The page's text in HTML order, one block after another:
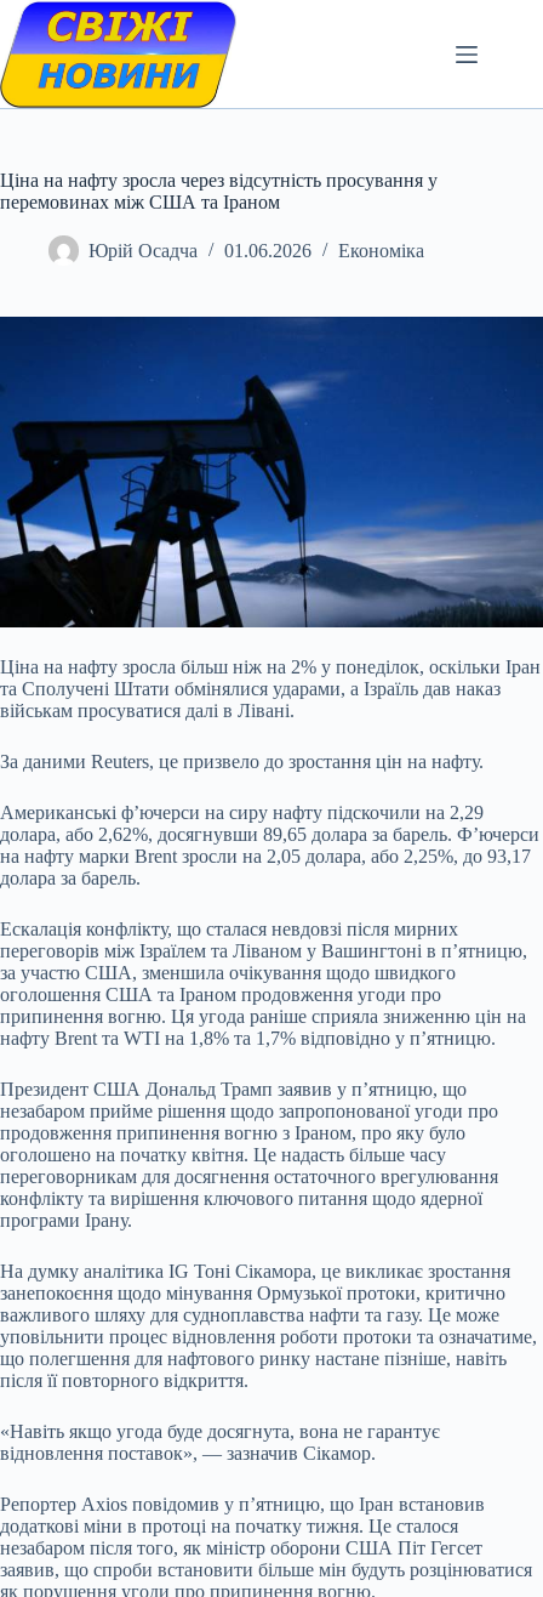
Skip
content
Ціна на нафту зросла через відсутність просування у
перемовинах між США та Іраном
Юрій Осадча 01.06.2026 Економіка
Ціна на нафту зросла більш ніж на 2% у понеділок, оскільки Іран
та Сполучені Штати обмінялися ударами, а Ізраїль дав наказ
військам просуватися далі в Лівані.
За даними Reuters, це призвело до зростання цін на нафту.
Американські ф’ючерси на сиру нафту підскочили на 2,29
долара, або 2,62%, досягнувши 89,65 долара за барель. Ф’ючерси
на нафту марки Brent зросли на 2,05 долара, або 2,25%, до 93,17
долара за барель.
Ескалація конфлікту, що сталася невдовзі після мирних
переговорів між Ізраїлем та Ліваном у Вашингтоні в п’ятницю,
за участю США, зменшила очікування щодо швидкого
оголошення США та Іраном продовження угоди про
припинення вогню. Ця угода раніше сприяла зниженню цін на
нафту Brent та WTI на 1,8% та 1,7% відповідно у п’ятницю.
Президент США Дональд Трамп заявив у п’ятницю, що
незабаром прийме рішення щодо запропонованої угоди про
продовження припинення вогню з Іраном, про яку було
оголошено на початку квітня. Це надасть більше часу
переговорникам для досягнення остаточного врегулювання
конфлікту та вирішення ключового питання щодо ядерної
програми Ірану.
На думку аналітика IG Тоні Сікамора, це викликає зростання
занепокоєння щодо мінування Ормузької протоки, критично
важливого шляху для судноплавства нафти та газу. Це може
уповільнити процес відновлення роботи протоки та означатиме,
що полегшення для нафтового ринку настане пізніше, навіть
після її повторного відкриття.
«Навіть якщо угода буде досягнута, вона не гарантує
відновлення поставок», — зазначив Сікамор.
Репортер Axios повідомив у п’ятницю, що Іран встановив
додаткові міни в протоці на початку тижня. Це сталося
незабаром після того, як міністр оборони США Піт Гегсет
заявив, що спроби встановити більше мін будуть розцінюватися
як порушення угоди про припинення вогню.